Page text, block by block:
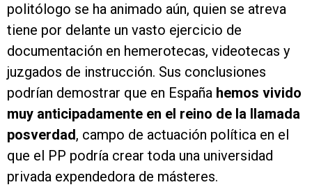
politólogo se ha animado aún, quien se atreva
tiene por delante un vasto ejercicio de
documentación en hemerotecas, videotecas y
juzgados de instrucción. Sus conclusiones
podrían demostrar que en España hemos vivido
muy anticipadamente en el reino de la llamada
posverdad, campo de actuación política en el
que el PP podría crear toda una universidad
privada expendedora de másteres.